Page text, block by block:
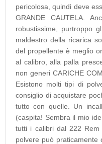
pericolosa, quindi deve
GRANDE CAUTELA.
robustissime, purtroppo
maldestro della ricarica
del propellente è meglio
al calibro, alla palla
non generi CARICHE
Esistono molti tipi di
consiglio di acquistare
tutto con quelle. Un
(caspita! Sembra il mio
tutti i calibri dal 222
polvere può praticamente